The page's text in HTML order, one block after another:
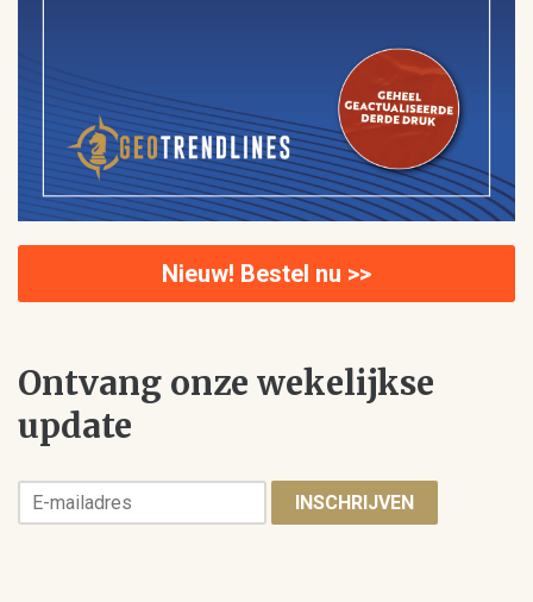
Nieuw! Bestel nu >>
Ontvang onze wekelijkse
update
INSCHRIJVEN